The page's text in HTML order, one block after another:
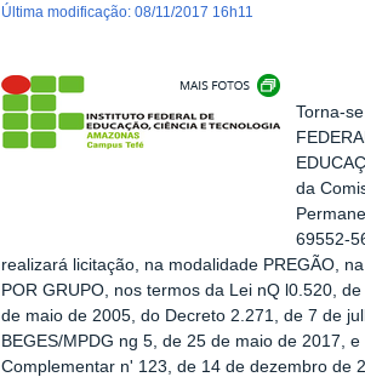
última modificação:08/11/2017 16h11
Torna-
da
69552-
realizará licitação, na modalidade PREGÃO,
POR GRUPO, nos termos da Lei nQ l0.520,
de maio de 2005, do Decreto 2.271, de 7 de
BEGES/MPDG ng 5, de 25 de maio de 2017,
Complementar n' 123, de 14 de dezembro de